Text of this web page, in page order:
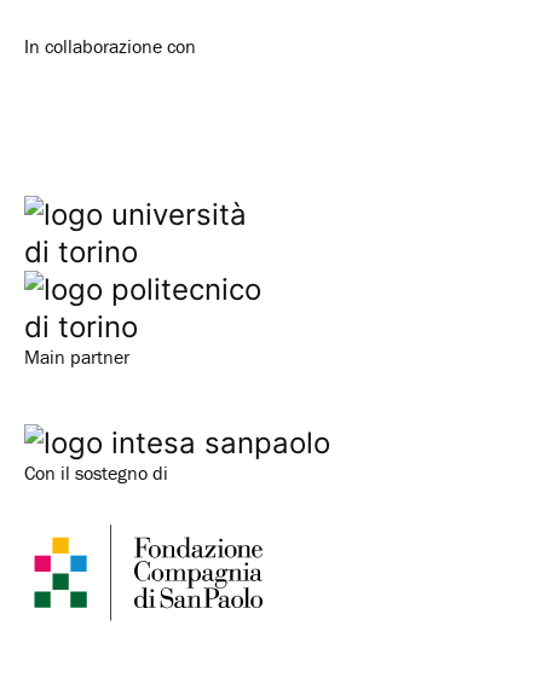
In collaborazione con
Main partner
Con il sostegno di